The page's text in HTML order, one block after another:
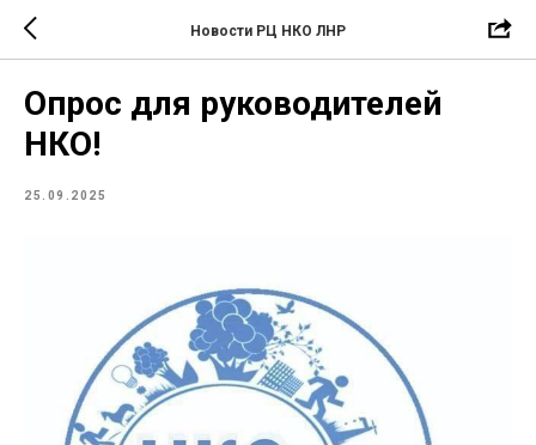
Новости РЦ НКО ЛНР
Опрос для руководителей
НКО!
25.09.2025